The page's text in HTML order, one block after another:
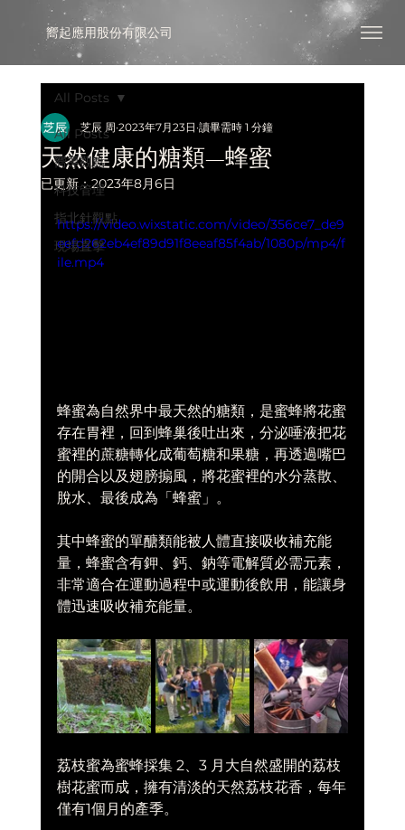
​嚮起應用股份有限公司
All Posts
嚮導觀點
科技管理
指北針觀點
現場直擊
All Posts
天然健康的糖類—蜂蜜
芝辰 周 2023年7月23日 讀畢需時 1 分鐘
已更新：2023年8月6日
https://video.wixstatic.com/video/356ce7_de9
eefd262eb4ef89d91f8eeaf85f4ab/1080p/mp4/f
ile.mp4
蜂蜜為自然界中最天然的糖類，是蜜蜂將花蜜
存在胃裡，回到蜂巢後吐出來，分泌唾液把花
蜜裡的蔗糖轉化成葡萄糖和果糖，再透過嘴巴
的開合以及翅膀搧風，將花蜜裡的水分蒸散、
脫水、最後成為「蜂蜜」。
其中蜂蜜的單醣類能被人體直接吸收補充能
量，蜂蜜含有鉀、鈣、鈉等電解質必需元素，
非常適合在運動過程中或運動後飲用，能讓身
體迅速吸收補充能量。
荔枝蜜為蜜蜂採集 2、3 月大自然盛開的荔枝
樹花蜜而成，擁有清淡的天然荔枝花香，每年
僅有1個月的產季。